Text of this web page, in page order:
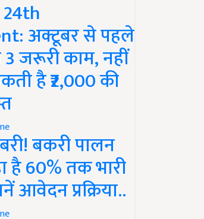
अक्टूबर से पहले
जरूरी काम, नहीं
है ₹2,000 की
बकरी पालन
है 60% तक भारी
आवेदन प्रक्रिया..